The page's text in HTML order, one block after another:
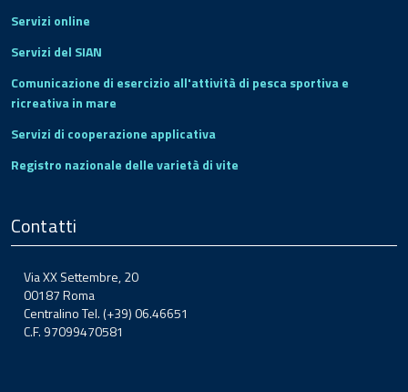
Servizi online
Servizi del SIAN
Comunicazione di esercizio all'attività di pesca sportiva e
ricreativa in mare
Servizi di cooperazione applicativa
Registro nazionale delle varietà di vite
Contatti
Via XX Settembre, 20
00187 Roma
Centralino Tel. (+39) 06.46651
C.F. 97099470581